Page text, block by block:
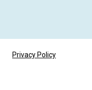
Privacy Policy